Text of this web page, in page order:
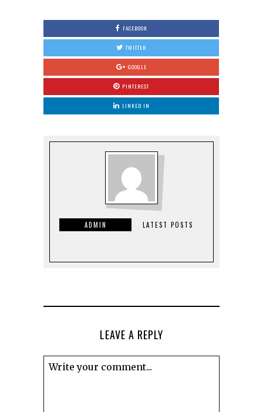
FACEBOOK
TWITTER
GOOGLE
PINTEREST
LINKED IN
ADMIN LATEST POSTS
LEAVE A REPLY